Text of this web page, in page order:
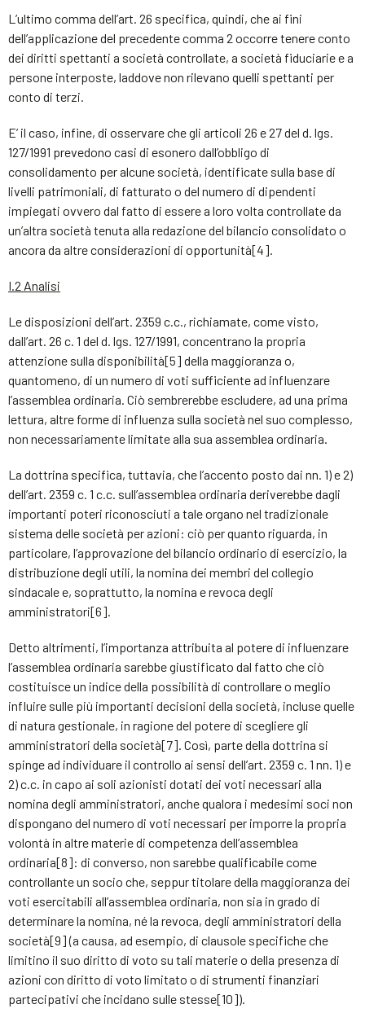
L’ultimo comma dell’art. 26 specifica, quindi, che ai fini
dell’applicazione del precedente comma 2 occorre tenere conto
dei diritti spettanti a società controllate, a società fiduciarie e a
persone interposte, laddove non rilevano quelli spettanti per
conto di terzi.
E’ il caso, infine, di osservare che gli articoli 26 e 27 del d. lgs.
127/1991 prevedono casi di esonero dall’obbligo di
consolidamento per alcune società, identificate sulla base di
livelli patrimoniali, di fatturato o del numero di dipendenti
impiegati ovvero dal fatto di essere a loro volta controllate da
un’altra società tenuta alla redazione del bilancio consolidato o
ancora da altre considerazioni di opportunità[4].
I.2 Analisi
Le disposizioni dell’art. 2359 c.c., richiamate, come visto,
dall’art. 26 c. 1 del d. lgs. 127/1991, concentrano la propria
attenzione sulla disponibilità[5] della maggioranza o,
quantomeno, di un numero di voti sufficiente ad influenzare
l’assemblea ordinaria. Ciò sembrerebbe escludere, ad una prima
lettura, altre forme di influenza sulla società nel suo complesso,
non necessariamente limitate alla sua assemblea ordinaria.
La dottrina specifica, tuttavia, che l’accento posto dai nn. 1) e 2)
dell’art. 2359 c. 1 c.c. sull’assemblea ordinaria deriverebbe dagli
importanti poteri riconosciuti a tale organo nel tradizionale
sistema delle società per azioni: ciò per quanto riguarda, in
particolare, l’approvazione del bilancio ordinario di esercizio, la
distribuzione degli utili, la nomina dei membri del collegio
sindacale e, soprattutto, la nomina e revoca degli
amministratori[6].
Detto altrimenti, l’importanza attribuita al potere di influenzare
l’assemblea ordinaria sarebbe giustificato dal fatto che ciò
costituisce un indice della possibilità di controllare o meglio
influire sulle più importanti decisioni della società, incluse quelle
di natura gestionale, in ragione del potere di scegliere gli
amministratori della società[7]. Così, parte della dottrina si
spinge ad individuare il controllo ai sensi dell’art. 2359 c. 1 nn. 1) e
2) c.c. in capo ai soli azionisti dotati dei voti necessari alla
nomina degli amministratori, anche qualora i medesimi soci non
dispongano del numero di voti necessari per imporre la propria
volontà in altre materie di competenza dell’assemblea
ordinaria[8]: di converso, non sarebbe qualificabile come
controllante un socio che, seppur titolare della maggioranza dei
voti esercitabili all’assemblea ordinaria, non sia in grado di
determinare la nomina, né la revoca, degli amministratori della
società[9] (a causa, ad esempio, di clausole specifiche che
limitino il suo diritto di voto su tali materie o della presenza di
azioni con diritto di voto limitato o di strumenti finanziari
partecipativi che incidano sulle stesse[10]).